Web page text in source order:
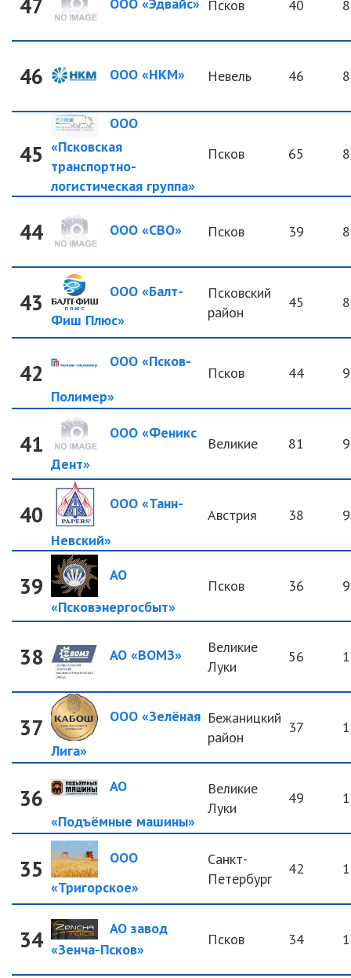
47 Псков 40
46 ООО «НКМ» Невель 46
45
ООО
«Псковская
транспортно-
логистическая группа»
Псков 65
44 ООО «СВО» Псков 39
43
ООО «Балт-
Фиш Плюс»
Псковский
район
45
42
ООО «Псков-
Полимер»
Псков 44
41
ООО «Феникс
Дент»
Великие 81
40 ООО «Танн-
Невский»
Австрия 38
39
АО
«Псковэнергосбыт»
Псков 36
38 АО «ВОМЗ»
Великие
Луки
56
37
ООО «Зелёная
Лига»
Бежаницкий
район
37
36
АО
«Подъёмные машины»
Великие
Луки
49
35
ООО
«Тригорское»
Санкт-
Петербург
42
34
АО завод
«Зенча-Псков»
Псков 34